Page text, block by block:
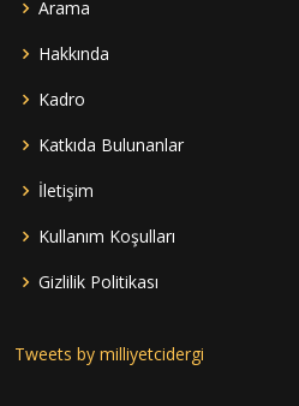
Arama
Hakkında
Kadro
Katkıda Bulunanlar
İletişim
Kullanım Koşulları
Gizlilik Politikası
Tweets by milliyetcidergi